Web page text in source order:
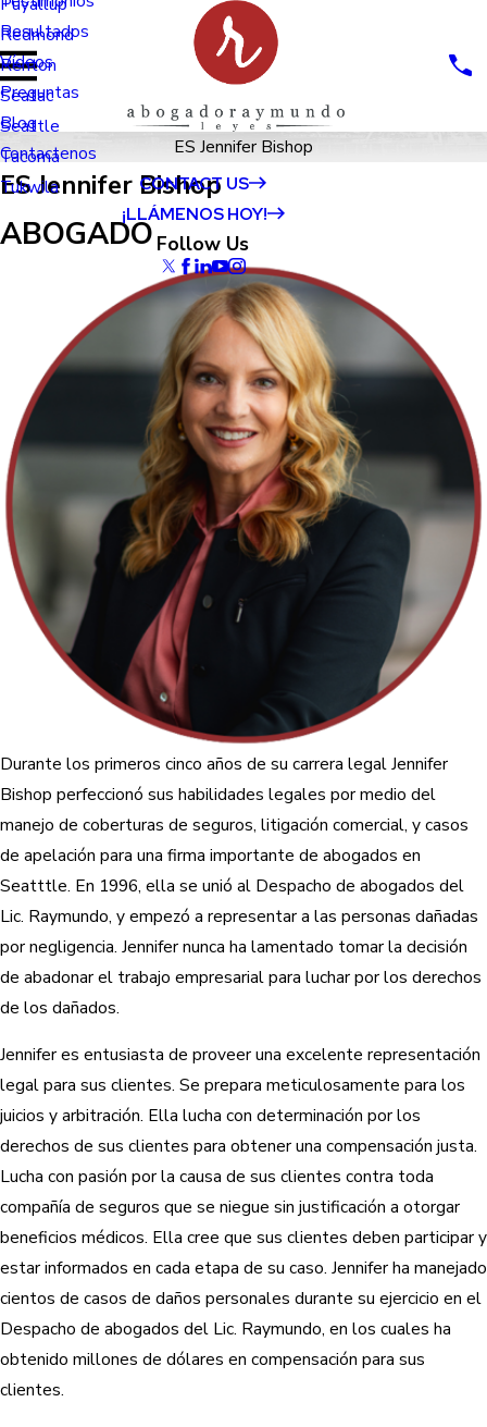
Redmond
Renton
Seatac
Seattle
Tacoma
Tukwila
Resultados
Vídeos
Preguntas
Blog
Contactenos
CONTACT US
¡LLÁMENOS HOY!
Follow Us
ES Jennifer Bishop
ES Jennifer Bishop
ABOGADO
Durante los primeros cinco años de su carrera legal Jennifer
Bishop perfeccionó sus habilidades legales por medio del
manejo de coberturas de seguros, litigación comercial, y casos
de apelación para una firma importante de abogados en
Seatttle. En 1996, ella se unió al Despacho de abogados del
Lic. Raymundo, y empezó a representar a las personas dañadas
por negligencia. Jennifer nunca ha lamentado tomar la decisión
de abadonar el trabajo empresarial para luchar por los derechos
de los dañados.
Jennifer es entusiasta de proveer una excelente representación
legal para sus clientes. Se prepara meticulosamente para los
juicios y arbitración. Ella lucha con determinación por los
derechos de sus clientes para obtener una compensación justa.
Lucha con pasión por la causa de sus clientes contra toda
compañía de seguros que se niegue sin justificación a otorgar
beneficios médicos. Ella cree que sus clientes deben participar y
estar informados en cada etapa de su caso. Jennifer ha manejado
cientos de casos de daños personales durante su ejercicio en el
Despacho de abogados del Lic. Raymundo, en los cuales ha
obtenido millones de dólares en compensación para sus
clientes.